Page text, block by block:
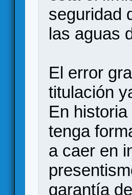
seguridad
las aguas
El error
titulación
En
tenga
a caer en
garantía